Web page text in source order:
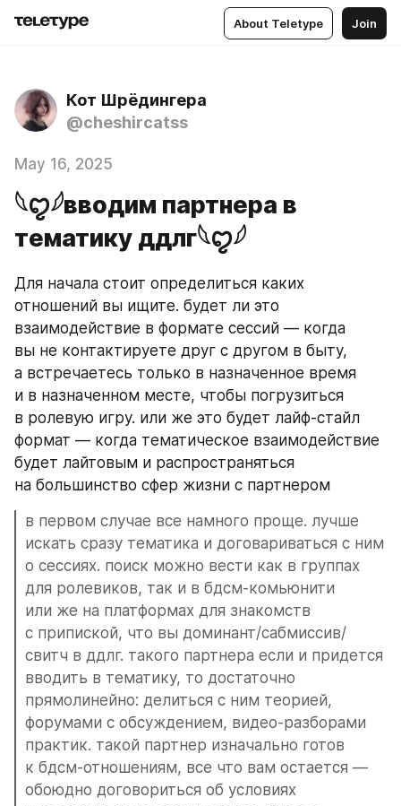
About Teletype Join
Кот Шрёдингера
@cheshircatss
May 16, 2025
𓆩ꨄ︎𓆪вводим партнера в
тематику ддлг𓆩ꨄ︎𓆪
Для начала стоит определиться каких
отношений вы ищите. будет ли это
взаимодействие в формате сессий — когда
вы не контактируете друг с другом в быту,
а встречаетесь только в назначенное время
и в назначенном месте, чтобы погрузиться
в ролевую игру. или же это будет лайф-стайл
формат — когда тематическое взаимодействие
будет лайтовым и распространяться
на большинство сфер жизни с партнером
в первом случае все намного проще. лучше
искать сразу тематика и договариваться с ним
о сессиях. поиск можно вести как в группах
для ролевиков, так и в бдсм-комьюнити
или же на платформах для знакомств
с припиской, что вы доминант/сабмиссив/
свитч в ддлг. такого партнера если и придется
вводить в тематику, то достаточно
прямолинейно: делиться с ним теорией,
форумами с обсуждением, видео-разборами
практик. такой партнер изначально готов
к бдсм-отношениям, все что вам остается —
обоюдно договориться об условиях